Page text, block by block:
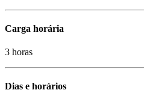
Carga horária
3 horas
Dias e horários